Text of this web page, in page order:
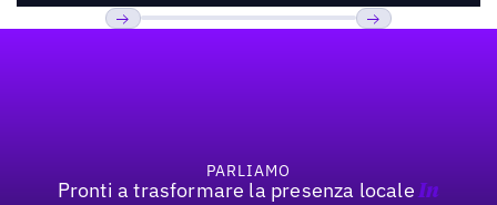
PARLIAMO
Pronti a trasformare la presenza locale In